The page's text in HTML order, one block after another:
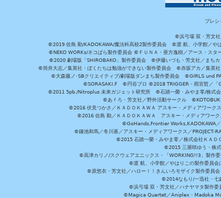
プレシ
©浜弓場 双・芳文社
©2019 佐島 勤/KADOKAWA/魔法科高校2製作委員会 ©渡 航、小学館／や
©NEKO WORKs/ネコぱら製作委員会 ©ＦＵＮＡ・亜方逸樹／アース・ス
©2020 劇場版「SHIROBAKO」製作委員会 ©伊藤いづも・芳文社／まち
©筒井大志／集英社・ぼくたちは勉強ができない製作委員会 ©赤坂アカ／集英
©大森藤ノ･SBクリエイティブ/劇場版ダンまち製作委員会 ©GIRLS und
©SORASAKI.F ©円谷プロ ©2018 TRIGGER・雨宮哲／
©2011 5pb./Nitroplus 未来ガジェット研究所 ©石踏一榮・みやま零/株式
©あｆろ・芳文社／野外活動サークル
©2016 伏見つかさ／ＫＡＤＯＫＡＷＡ アスキー・メディアワー
©2016 佐島 勤／ＫＡＤＯＫＡＷＡ アスキー・メディアワ
©GoHands,Frontier Works,KADOKAWA
©鎌池和馬／冬川基／アスキー・メディアワークス／
©2015 石踏一榮・みやま零／株式会社ＫＡＤ
©2015 三屋咲ゆう・株
©高津カリノ/スクウェアエニックス・「WORKING!!3」製作
©渡 航、小学館／やはりこの製作委員
©原悠衣・芳文社／ハロー！！きんいろモザイク製作委員
©2014なもり/一迅社・
©浜弓場 双・芳文社／ハナヤマタ製作
©Magica Quartet／Aniplex・Madoka